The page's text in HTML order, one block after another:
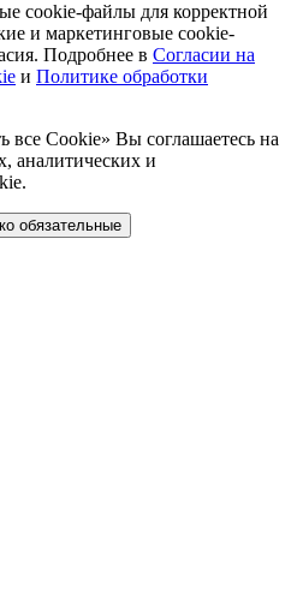
cookie-файлы для корректной
и маркетинговые cookie-
Подробнее в Согласии на
и Политике обработки
Cookie» Вы соглашаетесь на
аналитических и
обязательные